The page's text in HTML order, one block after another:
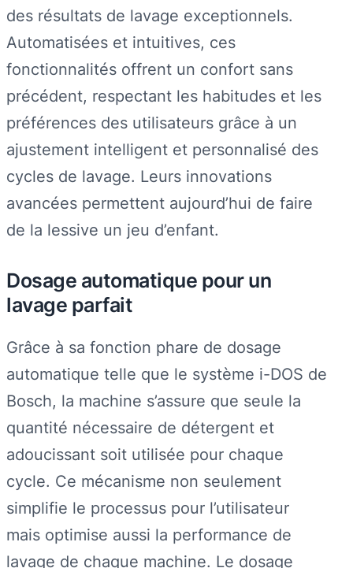
des résultats de lavage exceptionnels.
Automatisées et intuitives, ces
fonctionnalités offrent un confort sans
précédent, respectant les habitudes et les
préférences des utilisateurs grâce à un
ajustement intelligent et personnalisé des
cycles de lavage. Leurs innovations
avancées permettent aujourd’hui de faire
de la lessive un jeu d’enfant.
Dosage automatique pour un
lavage parfait
Grâce à sa fonction phare de dosage
automatique telle que le système i-DOS de
Bosch, la machine s’assure que seule la
quantité nécessaire de détergent et
adoucissant soit utilisée pour chaque
cycle. Ce mécanisme non seulement
simplifie le processus pour l’utilisateur
mais optimise aussi la performance de
lavage de chaque machine. Le dosage